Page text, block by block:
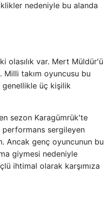
nedeniyle bu alanda
olasılık var. Mert Müldür'ü
Milli takım oyuncusu bu
genellikle üç kişilik
sezon Karagümrük'te
performans sergileyen
Ancak genç oyuncunun bu
giymesi nedeniyle
ihtimal olarak karşımıza